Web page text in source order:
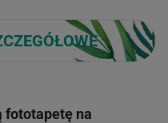
fototapetę na